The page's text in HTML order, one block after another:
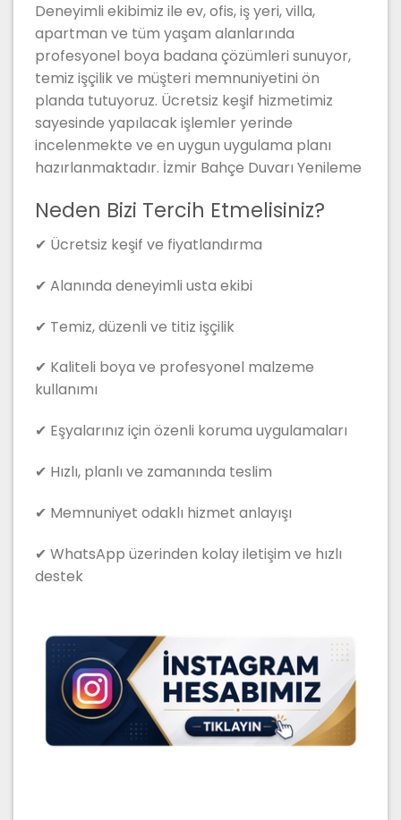
Deneyimli ekibimiz ile ev, ofis, iş yeri, villa,
apartman ve tüm yaşam alanlarında
profesyonel boya badana çözümleri sunuyor,
temiz işçilik ve müşteri memnuniyetini ön
planda tutuyoruz. Ücretsiz keşif hizmetimiz
sayesinde yapılacak işlemler yerinde
incelenmekte ve en uygun uygulama planı
hazırlanmaktadır. İzmir Bahçe Duvarı Yenileme
Neden Bizi Tercih Etmelisiniz?
✔ Ücretsiz keşif ve fiyatlandırma
✔ Alanında deneyimli usta ekibi
✔ Temiz, düzenli ve titiz işçilik
✔ Kaliteli boya ve profesyonel malzeme
kullanımı
✔ Eşyalarınız için özenli koruma uygulamaları
✔ Hızlı, planlı ve zamanında teslim
✔ Memnuniyet odaklı hizmet anlayışı
✔ WhatsApp üzerinden kolay iletişim ve hızlı
destek